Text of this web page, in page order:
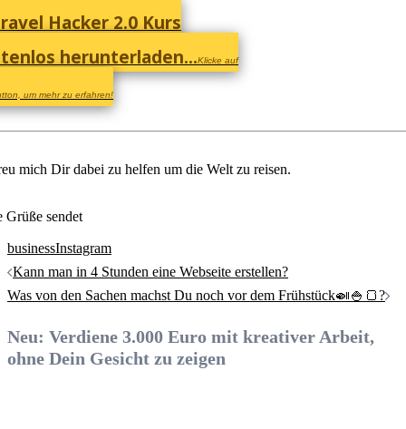
Hacker 2.0 Kurs
herunterladen...Klicke auf
um mehr zu erfahren!
mich Dir dabei zu helfen um die Welt zu reisen.
Grüße sendet
businessInstagram
Beitrags-
Navigation
Kann man in 4 Stunden eine Webseite erstellen?
Was von den Sachen machst Du noch vor dem Frühstück🍛🍚🍞?
Neu: Verdiene 3.000 Euro mit kreativer Arbeit,
ohne Dein Gesicht zu zeigen